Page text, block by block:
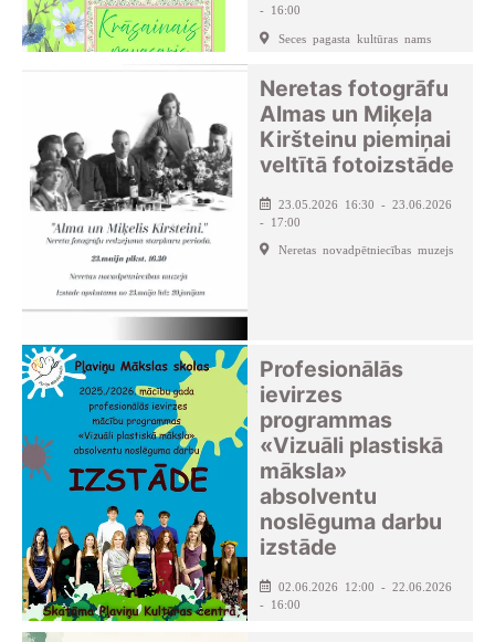
- 16:00
Seces pagasta kultūras nams
Neretas fotogrāfu
Almas un Miķeļa
Kiršteinu piemiņai
veltītā fotoizstāde
23.05.2026 16:30 - 23.06.2026
- 17:00
Neretas novadpētniecības muzejs
Profesionālās
ievirzes
programmas
«Vizuāli plastiskā
māksla»
absolventu
noslēguma darbu
izstāde
02.06.2026 12:00 - 22.06.2026
- 16:00